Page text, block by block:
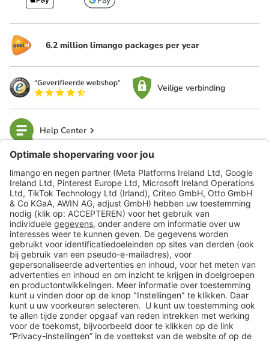
6.2 million limango packages per year
Veilige verbinding
Help Center
limango
Veilig winkelen
Klantenservice
Shop
Acties